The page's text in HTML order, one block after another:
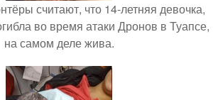
считают, что 14-летняя девочка,
во время атаки Дронов в Туапсе,
на самом деле жива.